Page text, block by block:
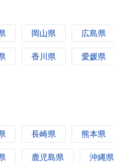
岡山県 広島県
香川県 愛媛県
長崎県 熊本県
鹿児島県 沖縄県